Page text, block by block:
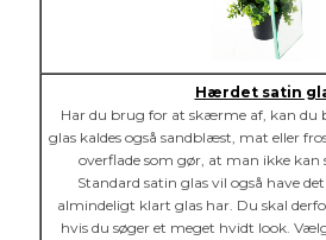
Hærdet satin
Har du brug for at skærme af, kan du
glas kaldes også sandblæst, mat eller
overflade som gør, at man ikke kan
Standard satin glas vil også have
almindeligt klart glas har. Du skal
hvis du søger et meget hvidt look.